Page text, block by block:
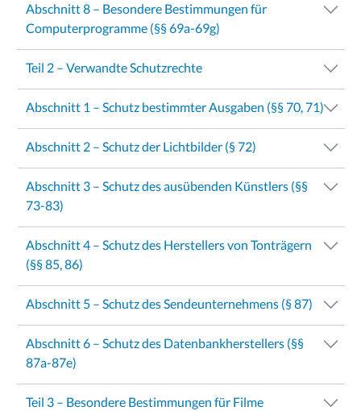
Abschnitt 8 – Besondere Bestimmungen für
Computerprogramme (§§ 69a-69g)
Teil 2 – Verwandte Schutzrechte
Abschnitt 1 – Schutz bestimmter Ausgaben (§§ 70, 71)
Abschnitt 2 – Schutz der Lichtbilder (§ 72)
Abschnitt 3 – Schutz des ausübenden Künstlers (§§
73-83)
Abschnitt 4 – Schutz des Herstellers von Tonträgern
(§§ 85, 86)
Abschnitt 5 – Schutz des Sendeunternehmens (§ 87)
Abschnitt 6 – Schutz des Datenbankherstellers (§§
87a-87e)
Teil 3 – Besondere Bestimmungen für Filme